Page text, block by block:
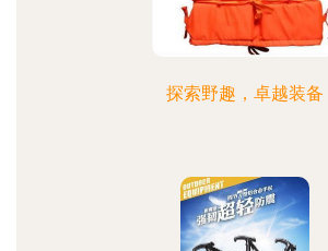
探索野趣，卓越装备